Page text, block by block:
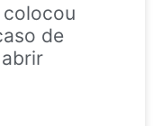
colocou
de